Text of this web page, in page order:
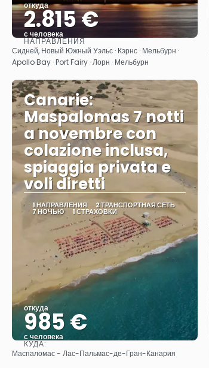
откуда
2.815 €
с человека
Видеть
НАПРАВЛЕНИЯ
Сидней, Новый Южный Уэльс · Кэрнс · Мельбурн ·
Apollo Bay · Port Fairy · Лорн · Мельбурн
Canarie:
Maspalomas 7 notti
a novembre con
colazione inclusa,
spiaggia privata e
voli diretti
1 НАПРАВЛЕНИЯ 2 ТРАНСПОРТНАЯ СЕТЬ
7 НОЧЬЮ 1 СТРАХОВКИ
откуда
985 €
с человека
Видеть
КУДА:
Маспаломас - Лас-Пальмас-де-Гран-Канария